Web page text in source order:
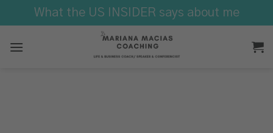
What the US INSIDER says about me